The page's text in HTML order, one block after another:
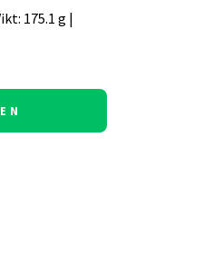
175.1 g |